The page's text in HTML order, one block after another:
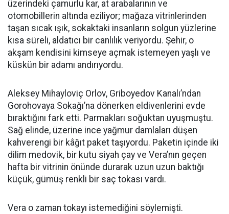
üzerindeki çamurlu kar, at arabalarının ve
otomobillerin altında eziliyor; mağaza vitrinlerinden
taşan sıcak ışık, sokaktaki insanların solgun yüzlerine
kısa süreli, aldatıcı bir canlılık veriyordu. Şehir, o
akşam kendisini kimseye açmak istemeyen yaşlı ve
küskün bir adamı andırıyordu.
Aleksey Mihayloviç Orlov, Griboyedov Kanalı’ndan
Gorohovaya Sokağı’na dönerken eldivenlerini evde
bıraktığını fark etti. Parmakları soğuktan uyuşmuştu.
Sağ elinde, üzerine ince yağmur damlaları düşen
kahverengi bir kâğıt paket taşıyordu. Paketin içinde iki
dilim medovik, bir kutu siyah çay ve Vera’nın geçen
hafta bir vitrinin önünde durarak uzun uzun baktığı
küçük, gümüş renkli bir saç tokası vardı.
Vera o zaman tokayı istemediğini söylemişti.